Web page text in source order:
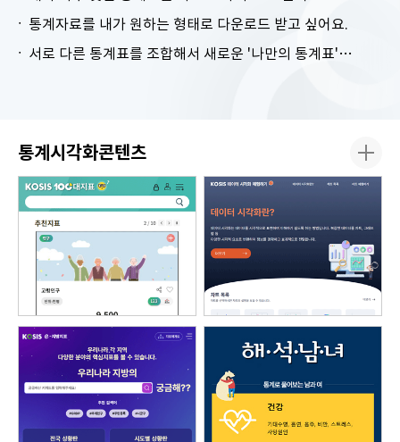
통계자료를 내가 원하는 형태로 다운로드 받고 싶어요.
서로 다른 통계표를 조합해서 새로운 '나만의 통계표'를 만들고 싶어요.
통계시각화콘텐츠